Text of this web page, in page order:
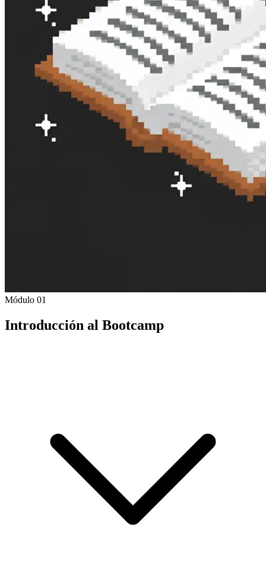
Módulo 01
Introducción al Bootcamp